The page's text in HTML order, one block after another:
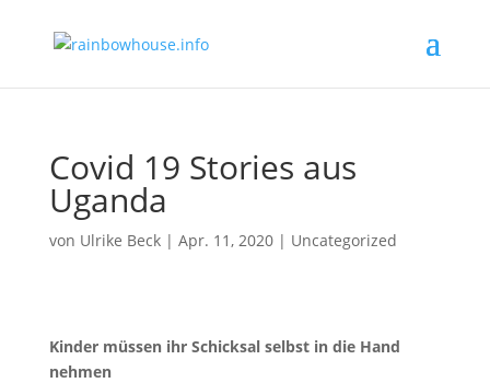
Covid 19 Stories aus
Uganda
von Ulrike Beck| Apr. 11, 2020| Uncategorized
Kinder müssen ihr Schicksal selbst in die Hand
nehmen